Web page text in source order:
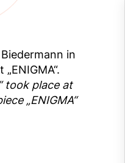
in
took place at
„ENIGMA“